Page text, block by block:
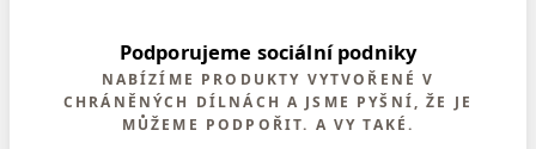
Podporujeme sociální podniky
NABÍZÍME PRODUKTY VYTVOŘENÉ V
CHRÁNĚNÝCH DÍLNÁCH A JSME PYŠNÍ, ŽE JE
MŮŽEME PODPOŘIT. A VY TAKÉ.